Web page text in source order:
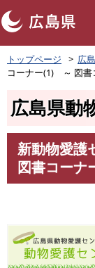
ペ
ー
ジ
トップページ 広
コーナー(1) ～ 図書
広島県動
新動物愛護
図書コーナ